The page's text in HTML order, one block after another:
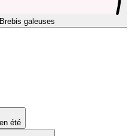
Brebis galeuses
été